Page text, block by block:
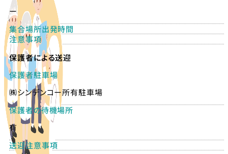
ー
集合場所出発時間
注意事項
保護者による送迎
保護者駐車場
㈱シンデンコー所有駐車場
保護者の待機場所
有
送迎注意事項